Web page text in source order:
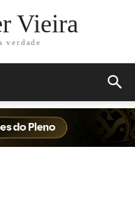
Vieira
verdade